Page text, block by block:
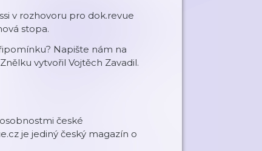
v rozhovoru pro dok.revue
stopa.
Napište nám na
vytvořil Vojtěch Zavadil.
české
je jediný český magazín o